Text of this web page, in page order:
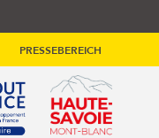
PRESSEBEREICH
une nouvelle fenêtre)
de France (s'ouvre
(s'ouvre dans